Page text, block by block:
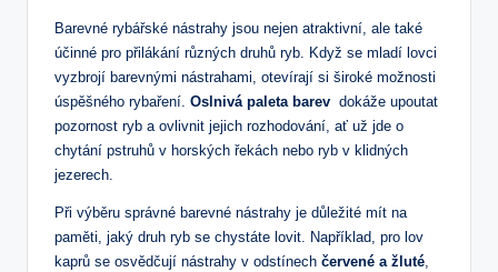
Barevné​ rybářské nástrahy jsou‍ nejen atraktivní, ale také
účinné ‌pro přilákání různých druhů ryb. Když se mladí lovci
vyzbrojí barevnými‍ nástrahami, otevírají si široké možnosti
úspěšného rybaření. Oslnivá ⁤paleta barev ⁣ dokáže upoutat
‍pozornost ryb‍ a ​ovlivnit jejich rozhodování, ⁢ať ‍už jde o
chytání pstruhů ⁤v horských řekách nebo ryb v klidných
jezerech.
Při výběru ‍správné barevné nástrahy ​je důležité ⁤mít na
paměti,‍ jaký druh ryb se chystáte​ lovit.⁣ Například, ‍pro⁤ lov⁢
kaprů se osvědčují nástrahy v odstínech červené a žluté